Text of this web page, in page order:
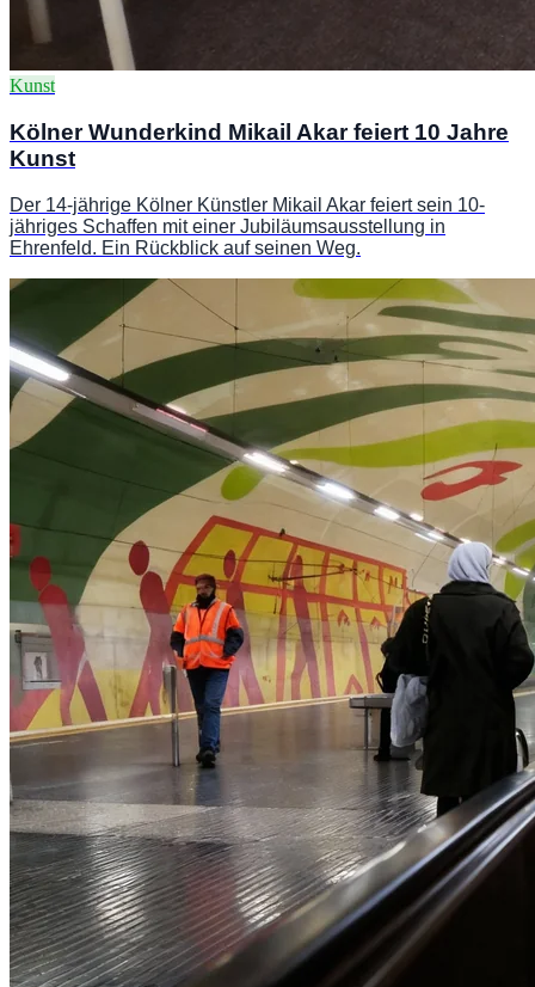
Kunst
Kölner Wunderkind Mikail Akar feiert 10 Jahre
Kunst
Der 14-jährige Kölner Künstler Mikail Akar feiert sein 10-
jähriges Schaffen mit einer Jubiläumsausstellung in
Ehrenfeld. Ein Rückblick auf seinen Weg.